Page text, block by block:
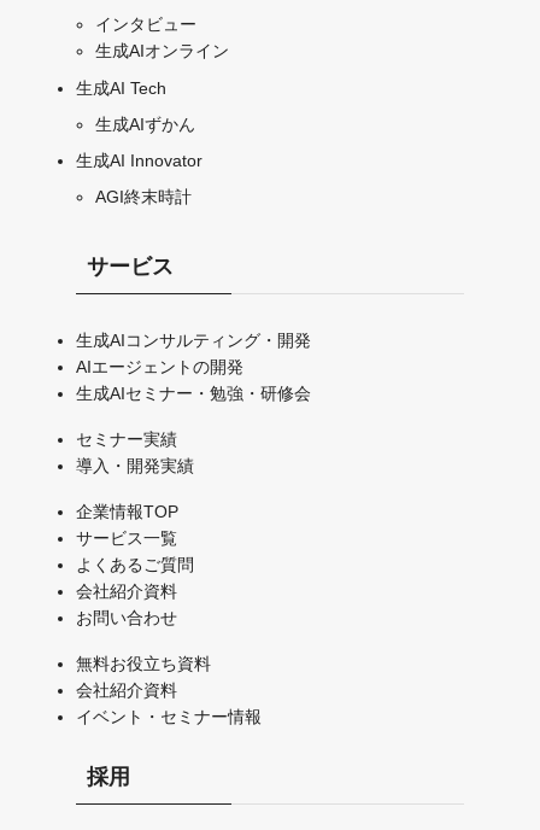
インタビュー
生成AIオンライン
生成AI Tech
生成AIずかん
生成AI Innovator
AGI終末時計
サービス
生成AIコンサルティング・開発
AIエージェントの開発
生成AIセミナー・勉強・研修会
セミナー実績
導入・開発実績
企業情報TOP
サービス一覧
よくあるご質問
会社紹介資料
お問い合わせ
無料お役立ち資料
会社紹介資料
イベント・セミナー情報
採用